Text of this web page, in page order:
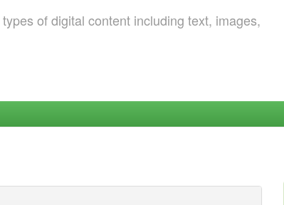
of digital content including text, images,